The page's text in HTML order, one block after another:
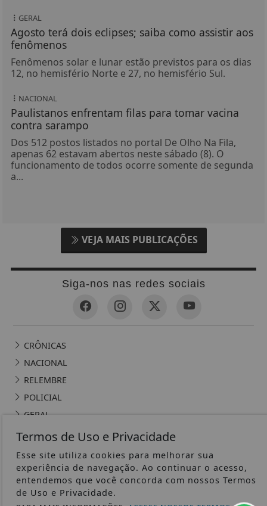
GERAL
Agosto terá dois eclipses; saiba como assistir aos
fenômenos
Fenômenos solar e lunar estão previstos para os dias
12, no hemisfério Norte e 27, no hemisfério Sul.
NACIONAL
Paulistanos enfrentam filas para tomar vacina
contra sarampo
Dos 512 postos listados no portal De Olho Na Fila,
apenas 62 estavam abertos neste sábado (8). O
funcionamento de todos ocorre somente de segunda
a...
VEJA MAIS PUBLICAÇÕES
Siga-nos nas redes sociais
CRÔNICAS
NACIONAL
RELEMBRE
POLICIAL
GERAL
POLÍTICA
CIDADES
EDITORIAL
Termos de Uso e Privacidade
Esse site utiliza cookies para melhorar sua
experiência de navegação. Ao continuar o acesso,
entendemos que você concorda com nossos Termos
de Uso e Privacidade.